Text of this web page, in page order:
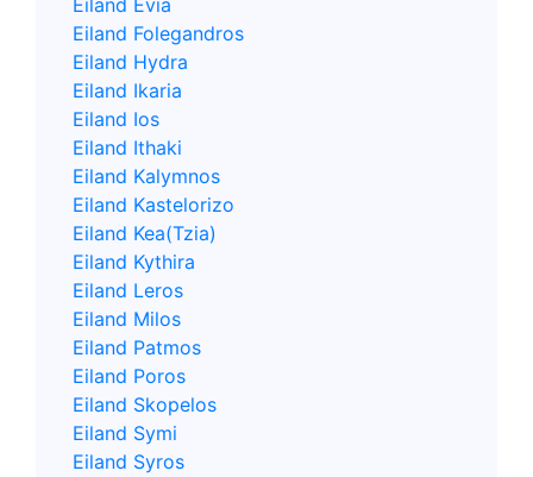
Eiland Evia
Eiland Folegandros
Eiland Hydra
Eiland Ikaria
Eiland Ios
Eiland Ithaki
Eiland Kalymnos
Eiland Kastelorizo
Eiland Kea(Tzia)
Eiland Kythira
Eiland Leros
Eiland Milos
Eiland Patmos
Eiland Poros
Eiland Skopelos
Eiland Symi
Eiland Syros